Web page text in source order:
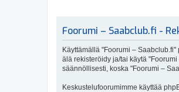
Foorumi – Saabclub.fi -
Käyttämällä "Foorumi –
älä rekisteröidy ja/tai käytä
säännöllisesti, koska "Foorumi –
Keskustelufoorumimme käyttää